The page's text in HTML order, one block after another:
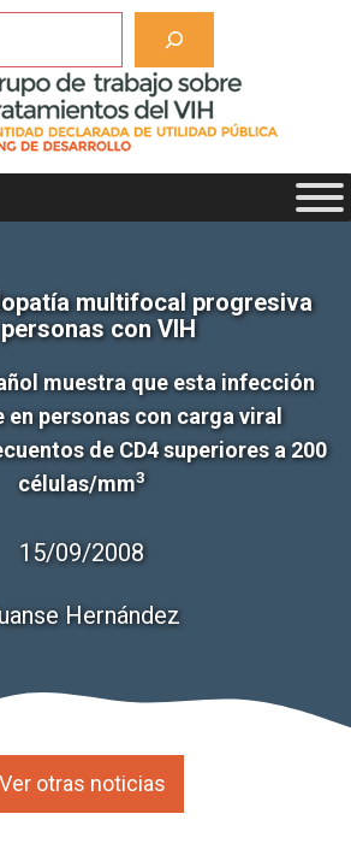
multifocal progresiva
con VIH
muestra que esta infección
en personas con carga viral
de CD4 superiores a 200
células/mm3
15/09/2008
Hernández
Ver otras noticias